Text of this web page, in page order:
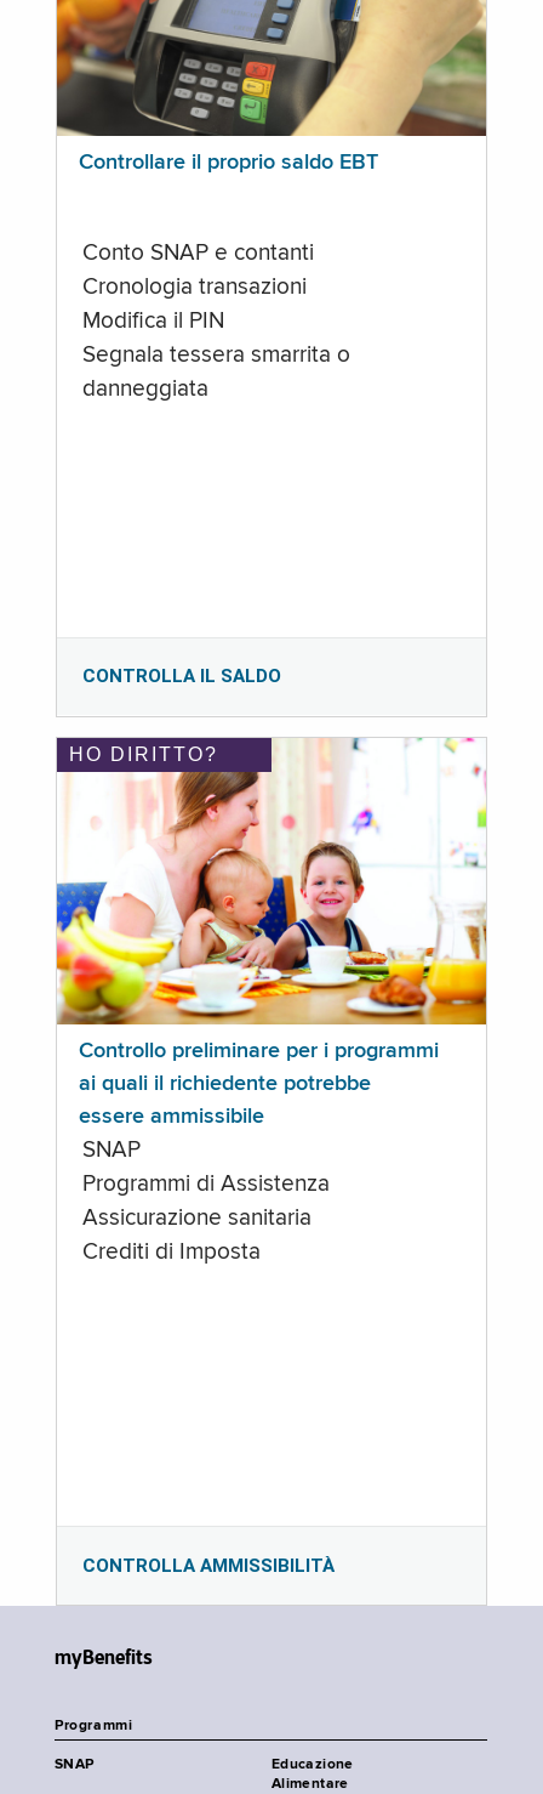
Controllare il proprio saldo EBT
Conto SNAP e contanti
Cronologia transazioni
Modifica il PIN
Segnala tessera smarrita o
danneggiata
CONTROLLA IL SALDO
HO DIRITTO?
Controllo preliminare per i programmi
ai quali il richiedente potrebbe
essere ammissibile
SNAP
Programmi di Assistenza
Assicurazione sanitaria
Crediti di Imposta
CONTROLLA AMMISSIBILITÀ
myBenefits
Programmi
SNAP
Educazione
Alimentare